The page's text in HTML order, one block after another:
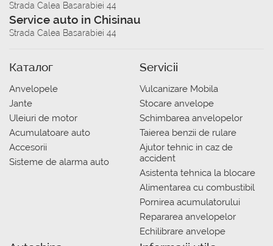
Strada Calea Basarabiei 44
Service auto in Chisinau
Strada Calea Basarabiei 44
Каталог
Anvelopele
Jante
Uleiuri de motor
Acumulatoare auto
Accesorii
Sisteme de alarma auto
Servicii
Vulcanizare Mobila
Stocare anvelope
Schimbarea anvelopelor
Taierea benzii de rulare
Ajutor tehnic in caz de
accident
Asistenta tehnica la blocare
Alimentarea cu combustibil
Pornirea acumulatorului
Repararea anvelopelor
Echilibrare anvelope